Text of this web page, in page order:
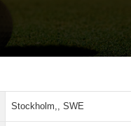
Stockholm,, SWE